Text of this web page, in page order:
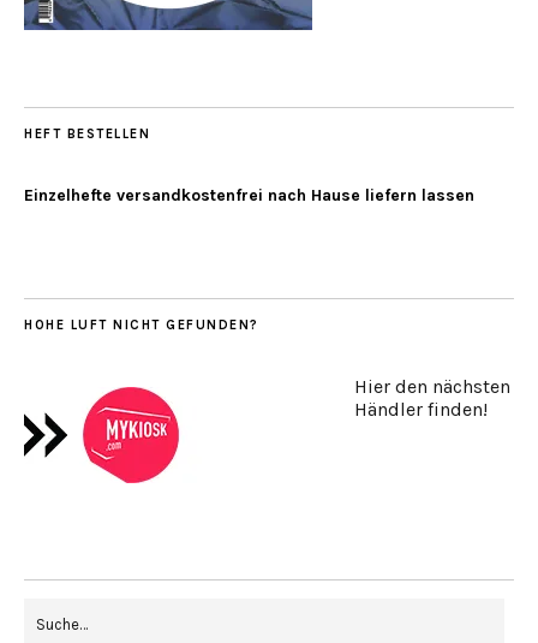
HEFT BESTELLEN
Einzelhefte versandkostenfrei nach Hause liefern lassen
HOHE LUFT NICHT GEFUNDEN?
Hier den nächsten
Händler finden!